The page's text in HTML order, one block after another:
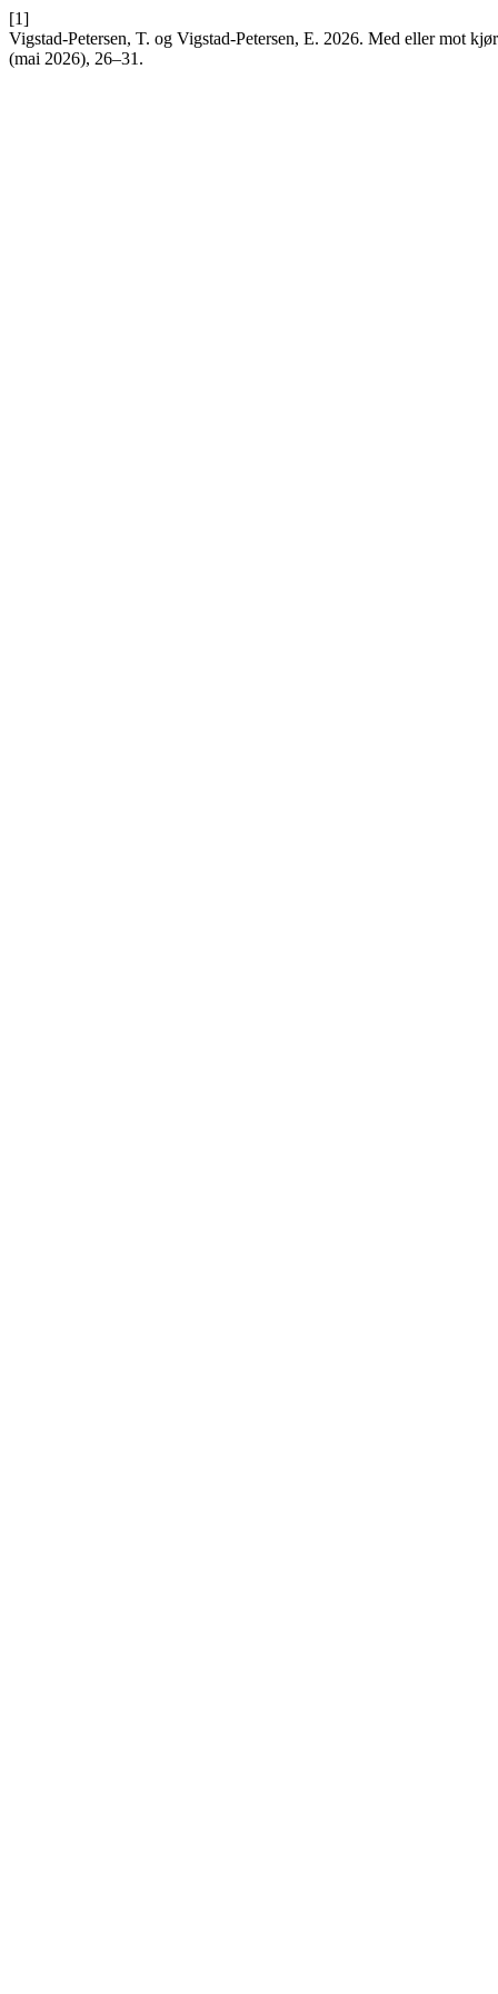
[1]
Vigstad-Petersen, T. og Vigstad-Petersen, E. 2026. Med eller mot
(mai 2026), 26–31.